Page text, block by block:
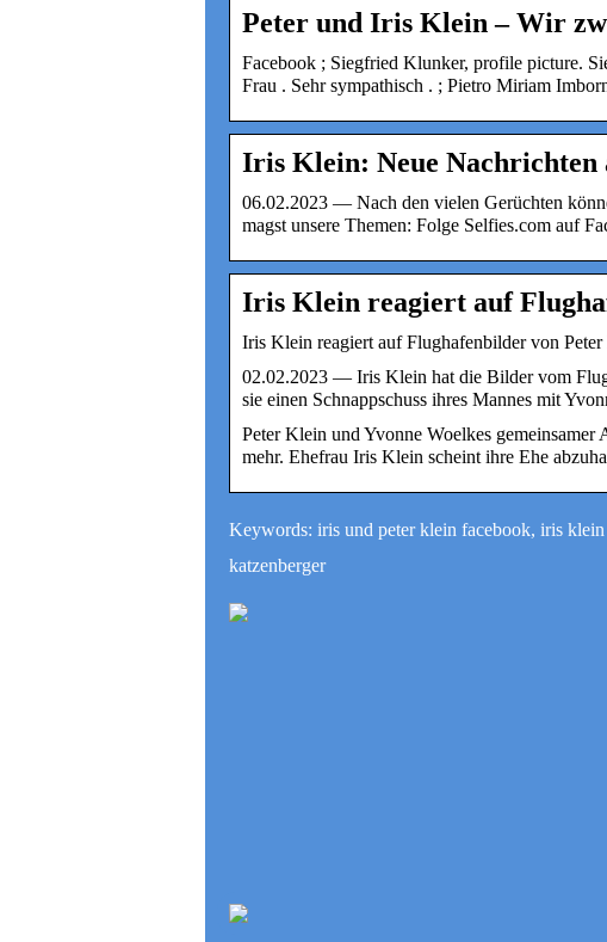
Peter und Iris Klein – Wir
Facebook ; Siegfried Klunker, profile picture.
Frau . Sehr sympathisch . ; Pietro Miriam
Iris Klein: Neue Nachrichten
06.02.2023 — Nach den vielen Gerüchten
magst unsere Themen: Folge Selfies.com auf
Iris Klein reagiert auf
Iris Klein reagiert auf Flughafenbilder von
02.02.2023 — Iris Klein hat die Bilder vom
sie einen Schnappschuss ihres Mannes mit
Peter Klein und Yvonne Woelkes
mehr. Ehefrau Iris Klein scheint ihre Ehe
Keywords: iris und peter klein facebook, iris
katzenberger